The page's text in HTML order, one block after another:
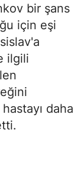
bir şans
için eşi
ilgili
daha